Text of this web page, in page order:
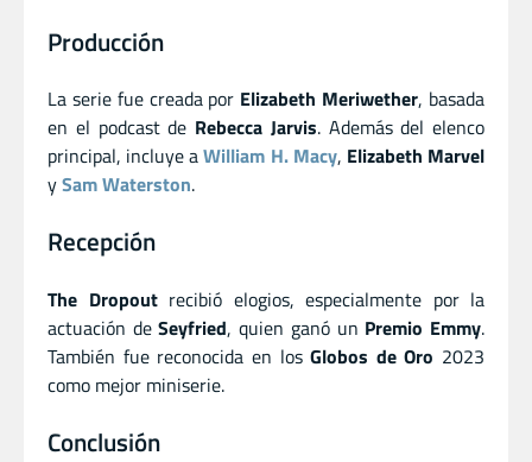
Producción
La serie fue creada por Elizabeth Meriwether, basada
en el podcast de Rebecca Jarvis. Además del elenco
principal, incluye aWilliam H. Macy, Elizabeth Marvel
ySam Waterston.
Recepción
The Dropoutrecibió elogios, especialmente por la
actuación deSeyfried, quien ganó un Premio Emmy.
También fue reconocida en losGlobos de Oro 2023
como mejor miniserie.
Conclusión